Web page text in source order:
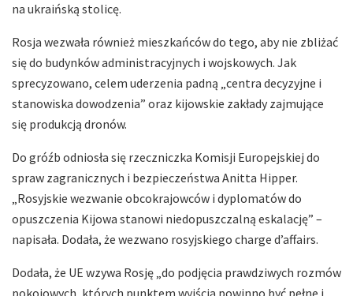
na ukraińską stolicę.
Rosja wezwała również mieszkańców do tego, aby nie zbliżać
się do budynków administracyjnych i wojskowych. Jak
sprecyzowano, celem uderzenia padną „centra decyzyjne i
stanowiska dowodzenia” oraz kijowskie zakłady zajmujące
się produkcją dronów.
Do gróźb odniosła się rzeczniczka Komisji Europejskiej do
spraw zagranicznych i bezpieczeństwa Anitta Hipper.
„Rosyjskie wezwanie obcokrajowców i dyplomatów do
opuszczenia Kijowa stanowi niedopuszczalną eskalację” –
napisała. Dodała, że wezwano rosyjskiego charge d’affairs.
Dodała, że UE wzywa Rosję „do podjęcia prawdziwych rozmów
pokojowych, których punktem wyjścia powinno być pełne i